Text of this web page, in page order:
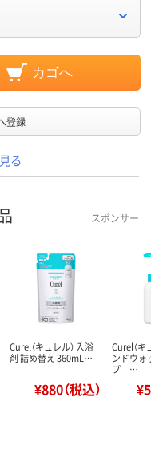
カゴへ
登録
る
スポンサー
Curel（キュレル） 入浴
剤 詰め替え 360mL…
¥880（税込）
Curel（キ
ンドウォ
プ …